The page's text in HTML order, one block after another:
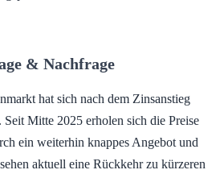
& Nachfrage
hat sich nach dem Zinsanstieg
Mitte 2025 erholen sich die Preise
ein weiterhin knappes Angebot und
aktuell eine Rückkehr zu kürzeren